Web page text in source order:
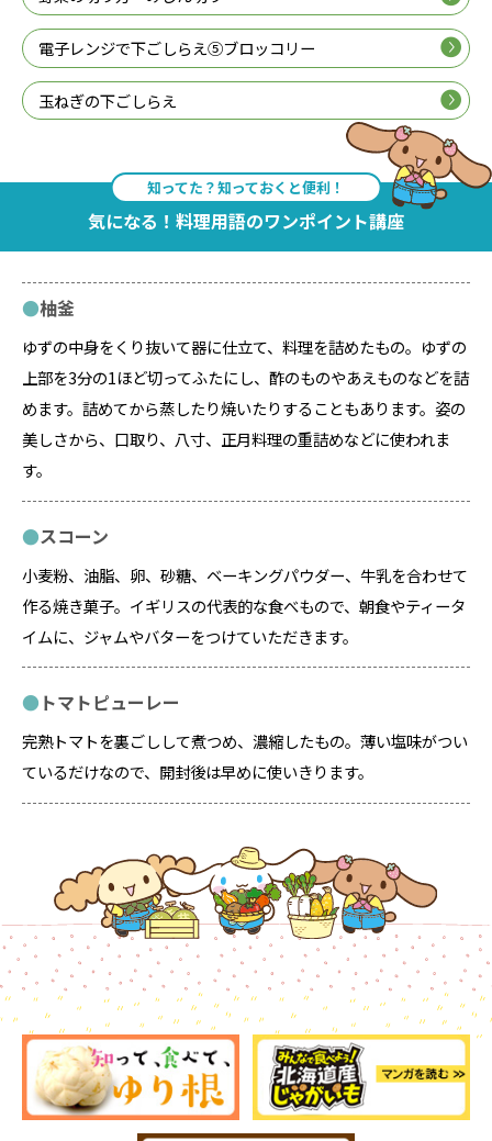
電子レンジで下ごしらえ⑤ブロッコリー
玉ねぎの下ごしらえ
知ってた？知っておくと便利！
気になる！料理用語のワンポイント講座
柚釜
ゆずの中身をくり抜いて器に仕立て、料理を詰めたもの。ゆずの
上部を3分の1ほど切ってふたにし、酢のものやあえものなどを詰
めます。詰めてから蒸したり焼いたりすることもあります。姿の
美しさから、口取り、八寸、正月料理の重詰めなどに使われま
す。
スコーン
小麦粉、油脂、卵、砂糖、ベーキングパウダー、牛乳を合わせて
作る焼き菓子。イギリスの代表的な食べもので、朝食やティータ
イムに、ジャムやバターをつけていただきます。
トマトピューレー
完熟トマトを裏ごしして煮つめ、濃縮したもの。薄い塩味がつい
ているだけなので、開封後は早めに使いきります。